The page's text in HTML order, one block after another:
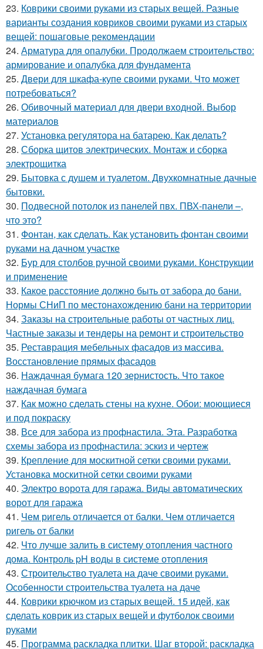
23. Коврики своими руками из старых вещей. Разные
варианты создания ковриков своими руками из старых
вещей: пошаговые рекомендации
24. Арматура для опалубки. Продолжаем строительство:
армирование и опалубка для фундамента
25. Двери для шкафа-купе своими руками. Что может
потребоваться?
26. Обивочный материал для двери входной. Выбор
материалов
27. Установка регулятора на батарею. Как делать?
28. Сборка щитов электрических. Монтаж и сборка
электрощитка
29. Бытовка с душем и туалетом. Двухкомнатные дачные
бытовки.
30. Подвесной потолок из панелей пвх. ПВХ-панели –,
что это?
31. Фонтан, как сделать. Как установить фонтан своими
руками на дачном участке
32. Бур для столбов ручной своими руками. Конструкции
и применение
33. Какое расстояние должно быть от забора до бани.
Нормы СНиП по местонахождению бани на территории
34. Заказы на строительные работы от частных лиц.
Частные заказы и тендеры на ремонт и строительство
35. Реставрация мебельных фасадов из массива.
Восстановление прямых фасадов
36. Наждачная бумага 120 зернистость. Что такое
наждачная бумага
37. Как можно сделать стены на кухне. Обои: моющиеся
и под покраску
38. Все для забора из профнастила. Эта. Разработка
схемы забора из профнастила: эскиз и чертеж
39. Крепление для москитной сетки своими руками.
Установка москитной сетки своими руками
40. Электро ворота для гаража. Виды автоматических
ворот для гаража
41. Чем ригель отличается от балки. Чем отличается
ригель от балки
42. Что лучше залить в систему отопления частного
дома. Контроль pH воды в системе отопления
43. Строительство туалета на даче своими руками.
Особенности строительства туалета на даче
44. Коврики крючком из старых вещей. 15 идей, как
сделать коврик из старых вещей и футболок своими
руками
45. Программа раскладка плитки. Шаг второй: раскладка